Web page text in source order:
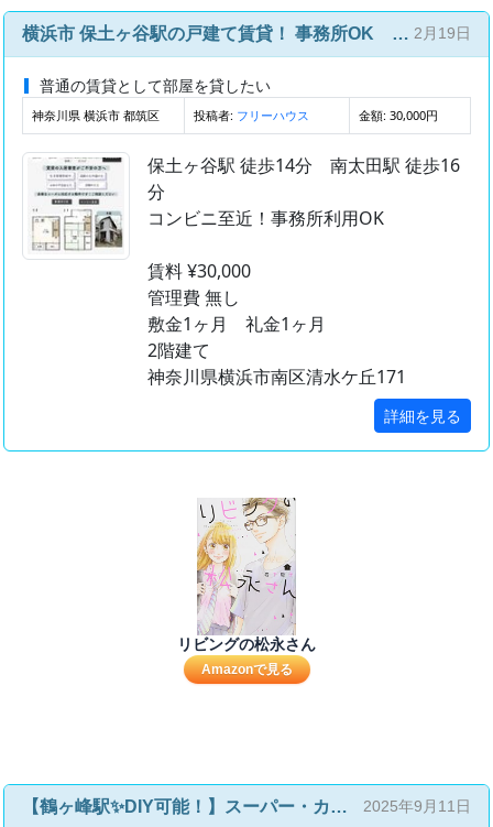
横浜市 保土ヶ谷駅の戸建て賃貸！ 事務所OK コンビニ至近 2月19日
普通の賃貸として部屋を貸したい
神奈川県 横浜市 都筑区 投稿者: フリーハウス 金額: 30,000円
保土ヶ谷駅 徒歩14分 南太田駅 徒歩16
分
コンビニ至近！事務所利用OK
賃料 ¥30,000
管理費 無し
敷金1ヶ月 礼金1ヶ月
2階建て
神奈川県横浜市南区清水ケ丘171
詳細を見る
リビングの松永さん
Amazonで見る
【鶴ヶ峰駅✨DIY可能！】スーパー・カフェ至近！ 倉庫・店舗利用OK✨ 2025年9月11日